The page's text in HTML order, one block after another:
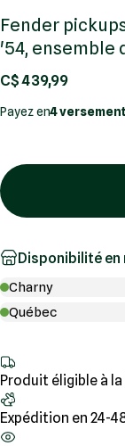
Fender
'54, ensemble
C$ 439,99
Payez en4
Disponibilité en
Charny
Québec
Produit éligible à
Expédition en 24-